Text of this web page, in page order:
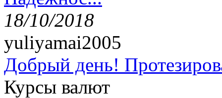
18/10/2018
yuliyamai2005
Добрый день!
Курсы валют